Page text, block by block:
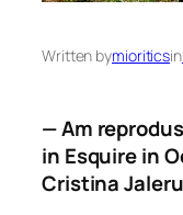
Written bymioriticsin
— Am
in Esquire in
Cristina